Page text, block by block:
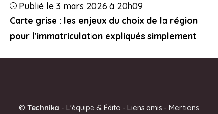
Carte grise : les enjeux du choix de la région
pour l’immatriculation expliqués simplement
Publié le 3 mars 2026 à 20h09
© Technika - L'équipe & Édito - Liens amis - Mentions